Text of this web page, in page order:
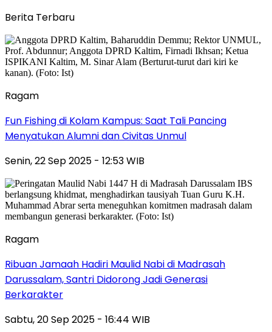
Berita Terbaru
Ragam
Fun Fishing di Kolam Kampus: Saat Tali Pancing
Menyatukan Alumni dan Civitas Unmul
Senin, 22 Sep 2025 - 12:53 WIB
Ragam
Ribuan Jamaah Hadiri Maulid Nabi di Madrasah
Darussalam, Santri Didorong Jadi Generasi
Berkarakter
Sabtu, 20 Sep 2025 - 16:44 WIB